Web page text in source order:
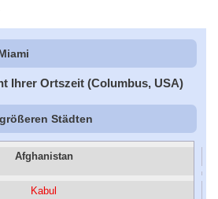
Ihrer Ortszeit (Columbus, USA)
Städten
Afghanistan
Kabul